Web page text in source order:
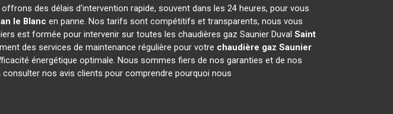
des délais d'intervention rapide, souvent dans les 24 heures, pour vous
le Blanc en panne. Nos tarifs sont compétitifs et transparents, nous vous
est formée pour intervenir sur toutes les chaudières gaz Saunier Duval Saint
des services de maintenance régulière pour votre chaudière gaz Saunier
énergétique optimale. Nous sommes fiers de nos garanties et de nos
nos avis clients pour comprendre pourquoi nous